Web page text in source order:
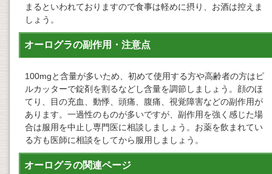
まるといわれておりますので食事は軽めに摂り、お酒は控えま
しょう。
オーログラの副作用・注意点
100mgと含量が多いため、初めて使用する方や高齢者の方はピ
ルカッターで錠剤を割るなどし含量を調節しましょう。顔のほ
てり、目の充血、動悸、頭痛、腹痛、視覚障害などの副作用が
あります。一過性のものが多いですが、副作用を強く感じた場
合は服用を中止し専門医に相談しましょう。お薬を飲まれてい
る方も医師に相談をしてから服用しましょう。
オーログラの関連ページ